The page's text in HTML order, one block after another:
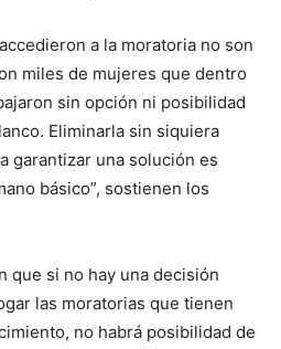
a la moratoria no son
miles de mujeres que dentro
sin opción ni posibilidad
Eliminarla sin siquiera
garantizar una solución es
básico”, sostienen los
que si no hay una decisión
las moratorias que tienen
no habrá posibilidad de